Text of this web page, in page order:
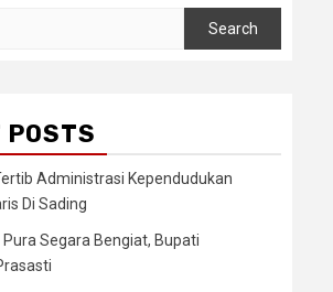
POSTS
Administrasi Kependudukan
Di Sading
Pura Segara Bengiat, Bupati